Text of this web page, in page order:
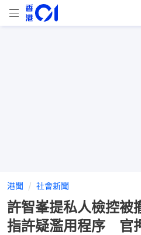
港聞 社會新聞
許智峯提私人檢控
指許疑濫用程序 官